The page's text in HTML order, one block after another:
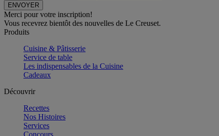
Merci pour votre inscription!
Vous recevrez bientôt des nouvelles de Le Creuset.
Produits
Cuisine & Pâtisserie
Service de table
Les indispensables de la Cuisine
Cadeaux
Découvrir
Recettes
Nos Histoires
Services
Concours